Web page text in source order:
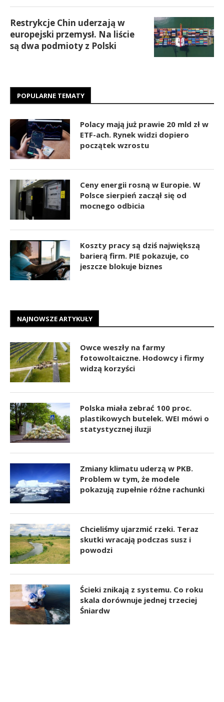
Restrykcje Chin uderzają w
europejski przemysł. Na liście
są dwa podmioty z Polski
POPULARNE TEMATY
Polacy mają już prawie 20 mld zł w
ETF-ach. Rynek widzi dopiero
początek wzrostu
Ceny energii rosną w Europie. W
Polsce sierpień zaczął się od
mocnego odbicia
Koszty pracy są dziś największą
barierą firm. PIE pokazuje, co
jeszcze blokuje biznes
NAJNOWSZE ARTYKUŁY
Owce weszły na farmy
fotowoltaiczne. Hodowcy i firmy
widzą korzyści
Polska miała zebrać 100 proc.
plastikowych butelek. WEI mówi o
statystycznej iluzji
Zmiany klimatu uderzą w PKB.
Problem w tym, że modele
pokazują zupełnie różne rachunki
Chcieliśmy ujarzmić rzeki. Teraz
skutki wracają podczas susz i
powodzi
Ścieki znikają z systemu. Co roku
skala dorównuje jednej trzeciej
Śniardw